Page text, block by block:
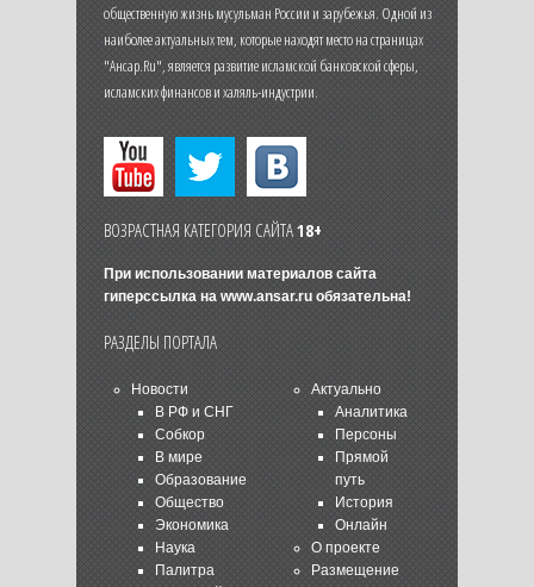
общественную жизнь мусульман России и зарубежья. Одной из
наиболее актуальных тем, которые находят место на страницах
"Ансар.Ru", является развитие исламской банковской сферы,
исламских финансов и халяль-индустрии.
ВОЗРАСТНАЯ КАТЕГОРИЯ САЙТА18+
При использовании материалов сайта
гиперссылка на www.ansar.ruобязательна!
РАЗДЕЛЫ ПОРТАЛА
Новости
В РФ и СНГ
Собкор
В мире
Образование
Общество
Экономика
Наука
Палитра
Актуально
Аналитика
Персоны
Прямой
путь
История
Онлайн
О проекте
Размещение